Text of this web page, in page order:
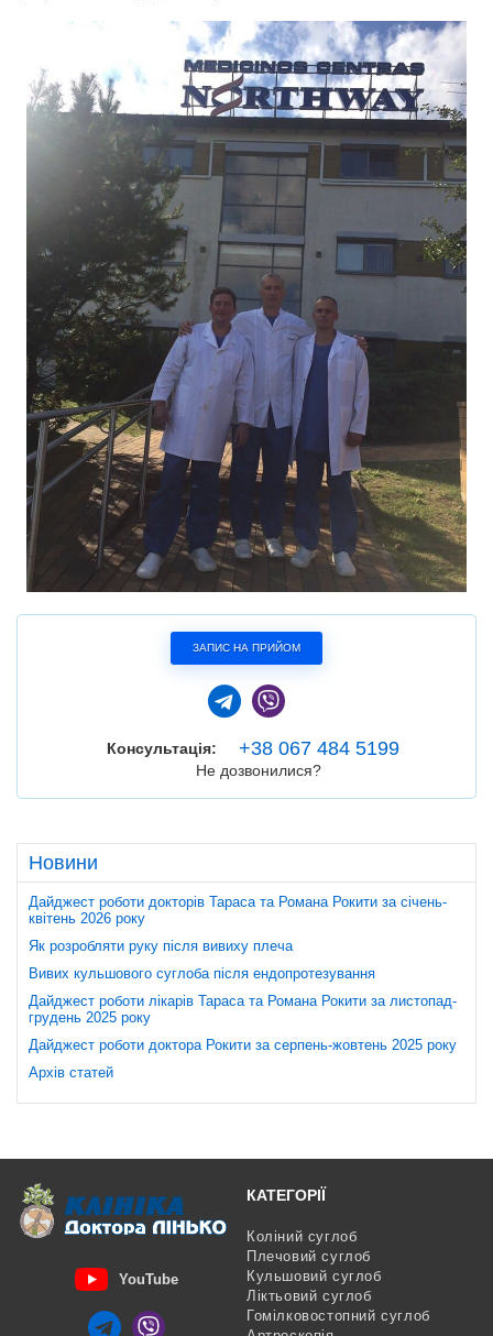
Новини
Дайджест роботи докторів Тараса та Романа Рокити за січень-
квітень 2026 року
Як розробляти руку після вивиху плеча
Вивих кульшового суглоба після ендопротезування
Дайджест роботи лікарів Тараса та Романа Рокити за листопад-
грудень 2025 року
Дайджест роботи доктора Рокити за серпень-жовтень 2025 року
Архів статей
ЗАПИС НА ПРИЙОМ
Консультація: +38 067 484 5199
Не дозвонилися?
YouTube
КАТЕГОРІЇ
Коліний суглоб
Плечовий суглоб
Кульшовий суглоб
Ліктьовий суглоб
Гомілковостопний суглоб